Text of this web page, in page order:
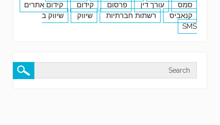
סמס
עורך דין פרסום קידום
קידום אתרים
קנאביס
רשתות חברתיות שיווק
שיווק ב
SMS